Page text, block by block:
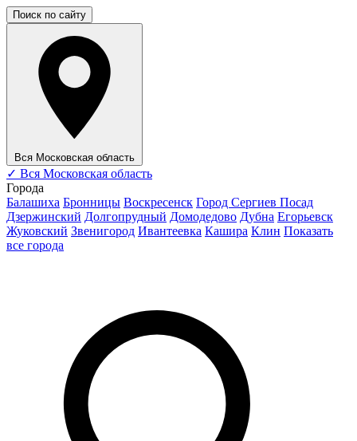
Поиск по сайту
Вся Московская область
✓ Вся Московская область
Города
Балашиха Бронницы Воскресенск Город Сергиев Посад
Дзержинский Долгопрудный Домодедово Дубна Егорьевск
Жуковский Звенигород Ивантеевка Кашира Клин Показать
все города